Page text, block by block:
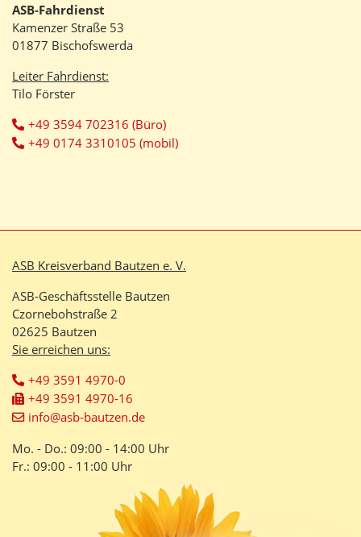
ASB-Fahrdienst
Kamenzer Straße 53
01877 Bischofswerda
Leiter Fahrdienst:
Tilo Förster
+49 3594 702316 (Büro)
+49 0174 3310105 (mobil)
ASB Kreisverband Bautzen e. V.
ASB-Geschäftsstelle Bautzen
Czornebohstraße 2
02625 Bautzen
Sie erreichen uns:
+49 3591 4970-0
+49 3591 4970-16
info@asb-bautzen.de
Mo. - Do.: 09:00 - 14:00 Uhr
Fr.: 09:00 - 11:00 Uhr